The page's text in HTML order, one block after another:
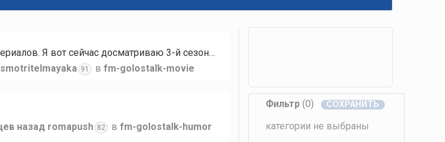
Я вот сейчас досматриваю 3-й сезон…
smotritelmayaka 91 в fm-golostalk-movie
назад romapush 82 в fm-golostalk-humor
Фильтр (0)
категории не выбраны